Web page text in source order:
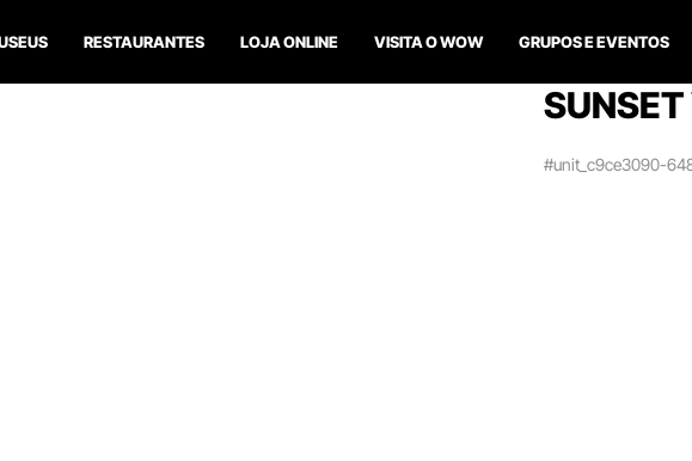
RESTAURANTES LOJA ONLINE VISITA O WOW GRUPOS E EVENTOS
#unit_c9ce3090-